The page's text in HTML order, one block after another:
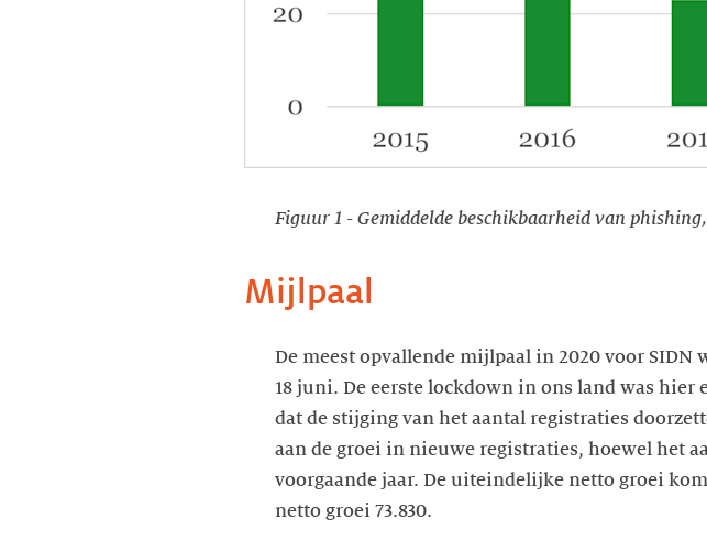
Figuur 1 - Gemiddelde beschikbaarheid van
Mijlpaal
De meest opvallende mijlpaal in 2020 voor
18 juni. De eerste lockdown in ons land was hier
dat de stijging van het aantal registraties
aan de groei in nieuwe registraties, hoewel het
voorgaande jaar. De uiteindelijke netto groei
netto groei 73.830.